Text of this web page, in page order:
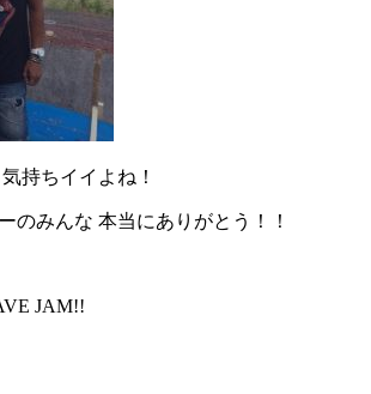
持ちイイよね！
のみんな 本当にありがとう！！
JAM!!